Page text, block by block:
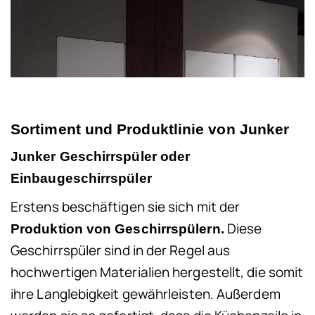
Sortiment und Produktlinie von Junker
Junker Geschirrspüler oder
Einbaugeschirrspüler
Erstens beschäftigen sie sich mit der
Produktion von Geschirrspülern. Diese
Geschirrspüler sind in der Regel aus
hochwertigen Materialien hergestellt, die somit
ihre Langlebigkeit gewährleisten. Außerdem